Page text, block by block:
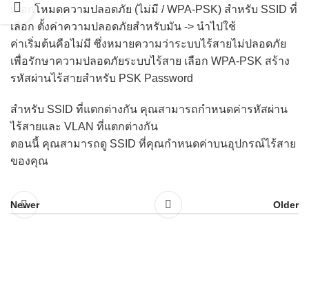
เลือกโหมดความปลอดภัย (ไม่มี / WPA-PSK) สำหรับ SSID ที่
เลือก ตั้งค่าความปลอดภัยสำหรับมัน -> นำไปใช้
ค่าเริ่มต้นคือไม่มี ซึ่งหมายความว่าระบบไร้สายไม่ปลอดภัย
เพื่อรักษาความปลอดภัยระบบไร้สาย เลือก WPA-PSK สร้าง
รหัสผ่านไร้สายสำหรับ PSK Password
สำหรับ SSID ที่แตกต่างกัน คุณสามารถกำหนดค่ารหัสผ่าน
ไร้สายและ VLAN ที่แตกต่างกัน
ตอนนี้ คุณสามารถดู SSID ที่คุณกำหนดค่าบนอุปกรณ์ไร้สาย
ของคุณ
Newer Older